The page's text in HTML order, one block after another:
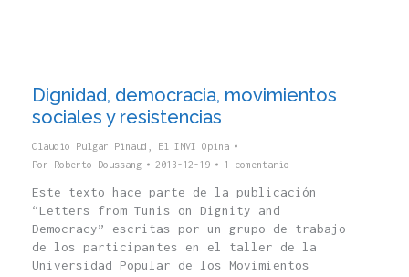
Dignidad, democracia, movimientos
sociales y resistencias
Claudio Pulgar Pinaud
El INVI Opina
Por Roberto Doussang 2013-12-19 1 comentario
Este texto hace parte de la publicación
“Letters from Tunis on Dignity and
Democracy” escritas por un grupo de trabajo
de los participantes en el taller de la
Universidad Popular de los Movimientos